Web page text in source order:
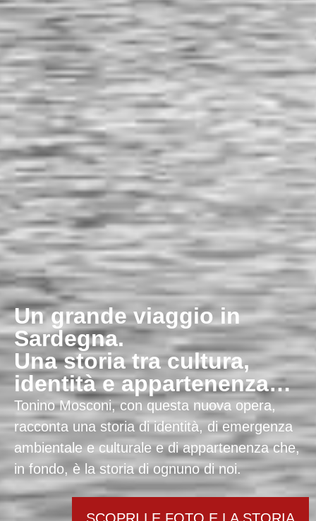
Un grande viaggio in
Sardegna.
Una storia tra cultura,
identità e appartenenza…
Tonino Mosconi, con questa nuova opera,
racconta una storia di identità, di emergenza
ambientale e culturale e di appartenenza che,
in fondo, è la storia di ognuno di noi.
SCOPRI LE FOTO E LA STORIA